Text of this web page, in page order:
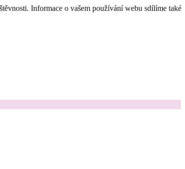
Informace o vašem používání webu sdílíme také